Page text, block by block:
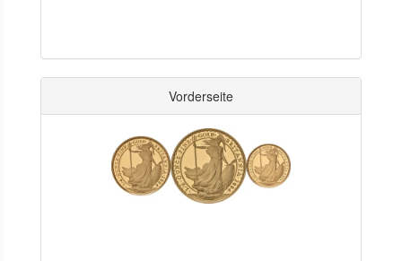
Vorderseite